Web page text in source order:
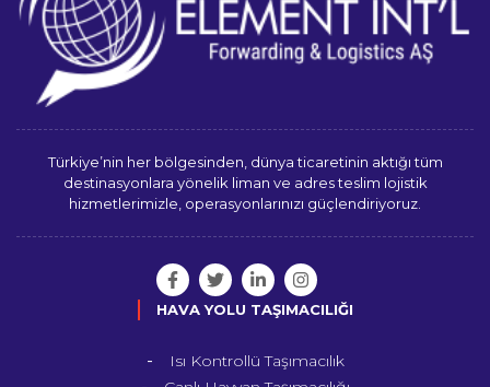
Türkiye’nin her bölgesinden, dünya ticaretinin aktığı tüm
destinasyonlara yönelik liman ve adres teslim lojistik
hizmetlerimizle, operasyonlarınızı güçlendiriyoruz.
HAVA YOLU TAŞIMACILIĞI
Isı Kontrollü Taşımacılık